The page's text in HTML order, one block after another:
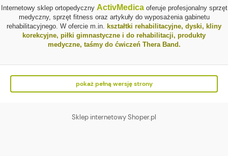
Internetowy sklep ortopedyczny ActivMedicaoferuje profesjonalny sprzęt
medyczny, sprzęt fitness oraz artykuły do wyposażenia gabinetu
rehabilitacyjnego. W ofercie m.in. kształtki rehabilitacyjne, dyski, kliny
korekcyjne, piłki gimnastyczne i do rehabilitacji, produkty
medyczne, taśmy do ćwiczeń Thera Band.
pokaż pełną wersję strony
Sklep internetowy Shoper.pl